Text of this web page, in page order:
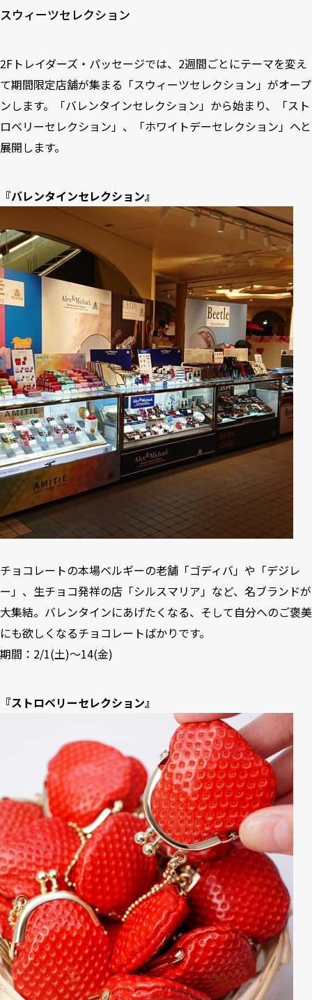
スウィーツセレクション
2Fトレイダーズ・パッセージでは、2週間ごとにテーマを変え
て期間限定店舗が集まる「スウィーツセレクション」がオープ
ンします。「バレンタインセレクション」から始まり、「スト
ロベリーセレクション」、「ホワイトデーセレクション」へと
展開します。
『バレンタインセレクション』
チョコレートの本場ベルギーの老舗「ゴディバ」や「デジレ
ー」、生チョコ発祥の店「シルスマリア」など、名ブランドが
大集結。バレンタインにあげたくなる、そして自分へのご褒美
にも欲しくなるチョコレートばかりです。
期間：2/1(土)～14(金)
『ストロベリーセレクション』